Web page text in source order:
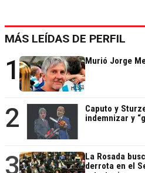
MÁS LEÍDAS DE PERFIL
1 Murió Jorge
2
Caputo y
indemnizar y
3
La Rosada
derrota en el